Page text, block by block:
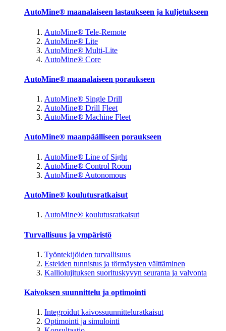
AutoMine® maanalaiseen lastaukseen ja kuljetukseen
AutoMine® Tele-Remote
AutoMine® Lite
AutoMine® Multi-Lite
AutoMine® Core
AutoMine® maanalaiseen poraukseen
AutoMine® Single Drill
AutoMine® Drill Fleet
AutoMine® Machine Fleet
AutoMine® maanpäälliseen poraukseen
AutoMine® Line of Sight
AutoMine® Control Room
AutoMine® Autonomous
AutoMine® koulutusratkaisut
AutoMine® koulutusratkaisut
Turvallisuus ja ympäristö
Työntekijöiden turvallisuus
Esteiden tunnistus ja törmäysten välttäminen
Kalliolujituksen suorituskyvyn seuranta ja valvonta
Kaivoksen suunnittelu ja optimointi
Integroidut kaivossuunnitteluratkaisut
Optimointi ja simulointi